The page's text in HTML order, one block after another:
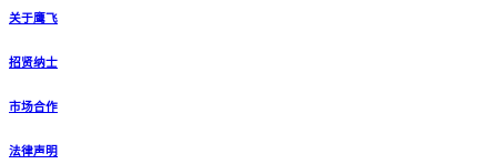
关于鹰飞
招贤纳士
市场合作
法律声明